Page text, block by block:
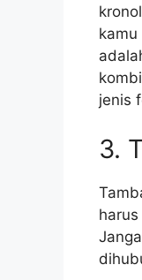
jenis
3.